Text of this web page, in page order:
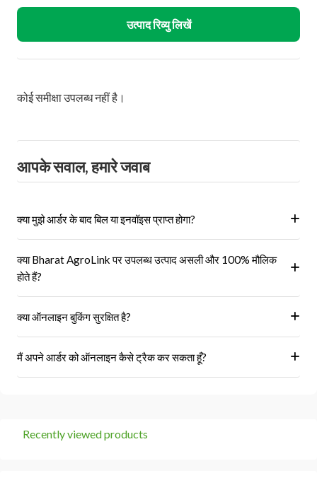
उत्पाद रिव्यु लिखें
कोई समीक्षा उपलब्ध नहीं है।
आपके सवाल, हमारे जवाब
क्या मुझे आर्डर के बाद बिल या इनवॉइस प्राप्त होगा?
ऑर्डर' अनुभाग में एक इनवॉइस प्राप्त होगा।
क्या Bharat AgroLink पर उपलब्ध उत्पाद असली और 100% मौलिक
होते हैं?
क्या ऑनलाइन बुकिंग सुरक्षित है?
मैं अपने आर्डर को ऑनलाइन कैसे ट्रैक कर सकता हूँ?
Recently viewed products